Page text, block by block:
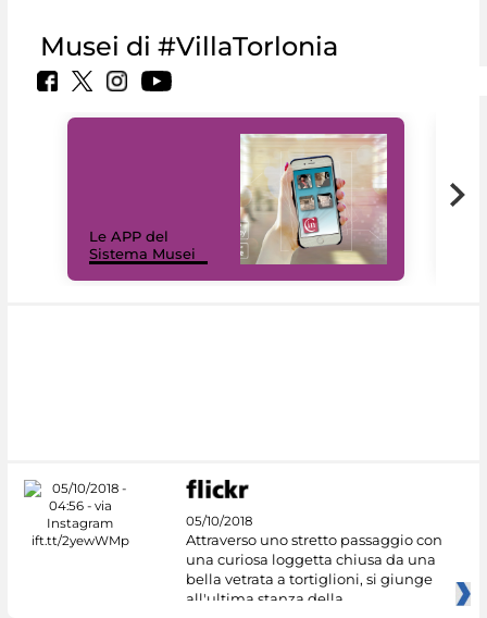
Musei di #VillaTorlonia
Le APP del
Sistema Musei
05/10/2018
Attraverso uno stretto passaggio con
una curiosa loggetta chiusa da una
bella vetrata a tortiglioni, si giunge
all'ultima stanza della